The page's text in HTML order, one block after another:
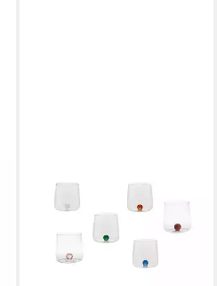
Gläser-Set Bilia Buntes Gläser
Set 6 Stück - Farblich
Sortiert, 6-teiliges Set
59,00 €
68,54 €